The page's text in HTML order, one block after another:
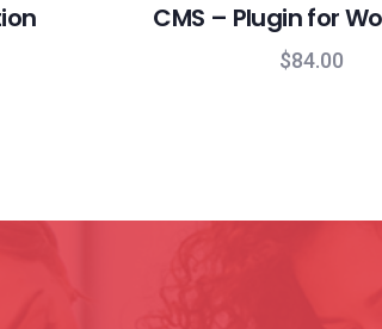
CMS – Plugin for
$84.00